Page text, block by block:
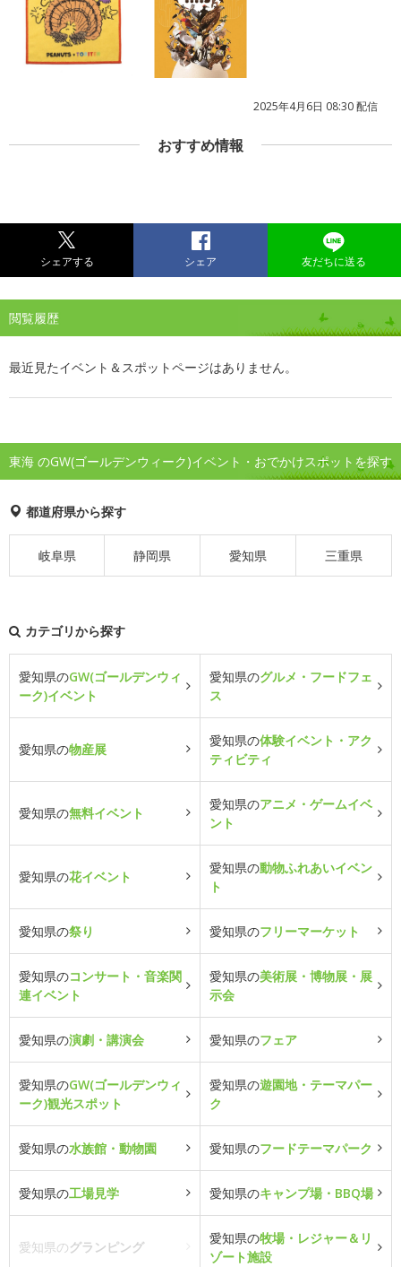
2025年4月6日 08:30 配信
おすすめ情報
シェアする シェア 友だちに送る
閲覧履歴
最近見たイベント＆スポットページはありません。
東海 のGW(ゴールデンウィーク)イベント・おでかけスポットを探す
都道府県から探す
岐阜県 静岡県 愛知県 三重県
カテゴリから探す
愛知県のGW(ゴールデンウィ
ーク)イベント
愛知県のグルメ・フードフェ
ス
愛知県の物産展
愛知県の体験イベント・アク
ティビティ
愛知県の無料イベント
愛知県のアニメ・ゲームイベ
ント
愛知県の花イベント
愛知県の動物ふれあいイベン
ト
愛知県の祭り 愛知県のフリーマーケット
愛知県のコンサート・音楽関
連イベント
愛知県の美術展・博物展・展
示会
愛知県の演劇・講演会 愛知県のフェア
愛知県のGW(ゴールデンウィ
ーク)観光スポット
愛知県の遊園地・テーマパー
ク
愛知県の水族館・動物園 愛知県のフードテーマパーク
愛知県の工場見学 愛知県のキャンプ場・BBQ場
愛知県のグランピング
愛知県の牧場・レジャー＆リ
ゾート施設